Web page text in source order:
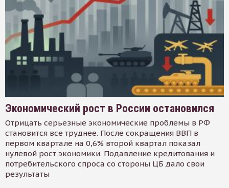
Экономический рост в России остановился
Отрицать серьезные экономические проблемы в РФ
становится все труднее. После сокращения ВВП в
первом квартале на 0,6% второй квартал показал
нулевой рост экономики. Подавление кредитования и
потребительского спроса со стороны ЦБ дало свои
результаты